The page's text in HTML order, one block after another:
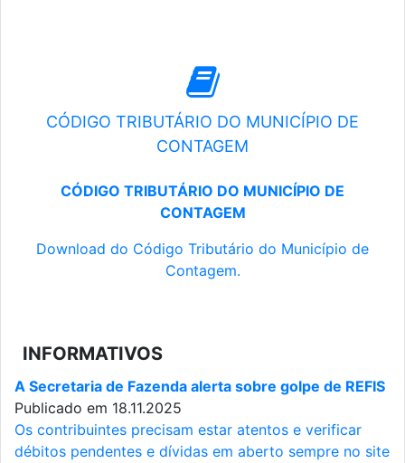
CÓDIGO TRIBUTÁRIO DO MUNICÍPIO DE
CONTAGEM
CÓDIGO TRIBUTÁRIO DO MUNICÍPIO DE
CONTAGEM
Download do Código Tributário do Município de
Contagem.
INFORMATIVOS
A Secretaria de Fazenda alerta sobre golpe de REFIS
Publicado em 18.11.2025
Os contribuintes precisam estar atentos e verificar
débitos pendentes e dívidas em aberto sempre no site